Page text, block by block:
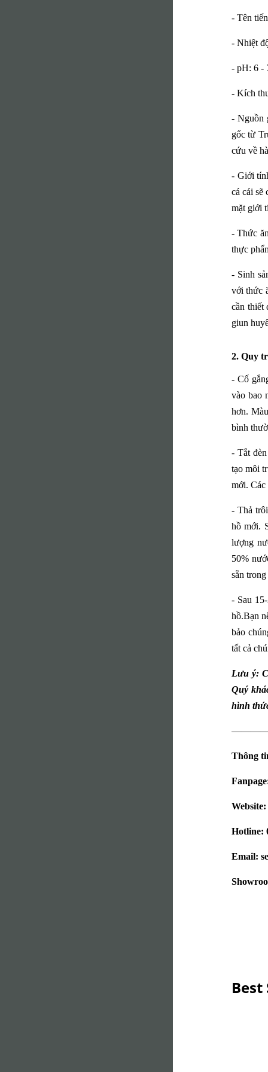
- Tên
- Nhiệt
- pH: 6 -
- Kích
- Nguồn
gốc từ
cứu về
- Giới
cá cái sẽ
mặt giới
- Thức
thực
- Sinh
với thức
cần thiết
giun
2. Quy
- Cố
vào bao
hơn.
bình
- Tắt
tạo môi
mới. Các
- Thả
hồ mới.
lượng
50%
sẵn
- Sau
hồ.Bạn
bảo
tất cả
Lưu ý:
Quý
hình
Thông
Website:
Hotline:
Email:
Best